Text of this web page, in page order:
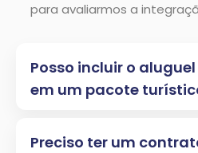
para avaliarmos a
Posso incluir o
em um pacote
Preciso ter um